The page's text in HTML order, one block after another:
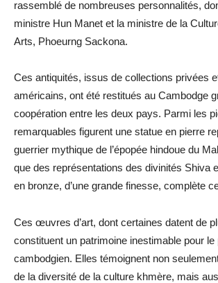
rassemblé de nombreuses personnalités,
ministre Hun Manet et la ministre de la
Arts, Phoeurng Sackona.
Ces antiquités, issus de collections privées
américains, ont été restitués au Cambodge
coopération entre les deux pays. Parmi les
remarquables figurent une statue en pierre
guerrier mythique de l’épopée hindoue du
que des représentations des divinités Shiva
en bronze, d’une grande finesse, complète
Ces œuvres d’art, dont certaines datent de
constituent un patrimoine inestimable pour le
cambodgien. Elles témoignent non
de la diversité de la culture khmère, mais